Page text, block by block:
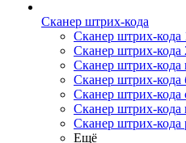
Сканер штрих-кода
Сканер штрих-кода
Сканер штрих-кода
Сканер штрих-кода
Сканер штрих-кода
Сканер штрих-кода
Сканер штрих-кода
Сканер штрих-кода
Ещё